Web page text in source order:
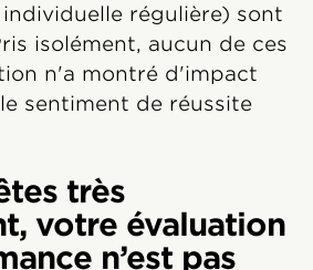
régulière) sont
isolément, aucun de ces
n'a montré d'impact
sentiment de réussite
très
votre évaluation
n’est pas